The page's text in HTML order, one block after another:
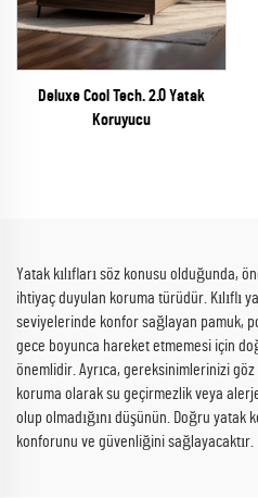
Deluxe Cool Tech. 2.0 Yatak
Koruyucu
Yatak kılıfları söz konusu olduğunda,
ihtiyaç duyulan koruma türüdür. Kılıflı
seviyelerinde konfor sağlayan pamuk,
gece boyunca hareket etmemesi için
önemlidir. Ayrıca, gereksinimlerinizi
koruma olarak su geçirmezlik veya
olup olmadığını düşünün. Doğru yatak
konforunu ve güvenliğini sağlayacaktır.